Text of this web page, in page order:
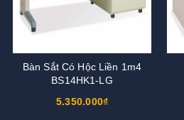
Bàn Sắt Có Hộc Liền 1m4
BS14HK1-LG
5.350.000₫